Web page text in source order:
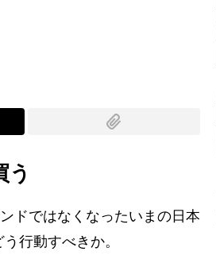
う
ドではなくなったいまの日本
行動すべきか。